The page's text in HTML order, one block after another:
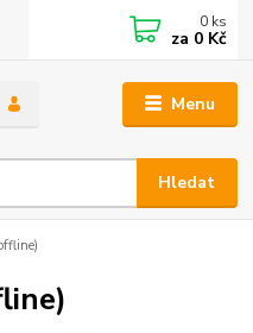
Menu
Hledat
0 ks
za 0 Kč